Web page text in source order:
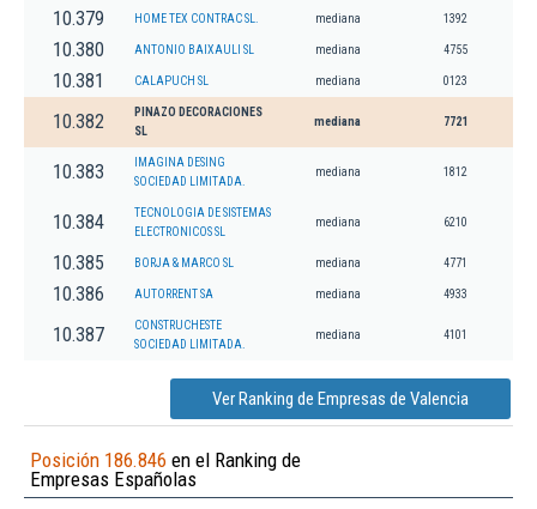
10.379 HOME TEX CONTRAC SL. mediana 1392
10.380 ANTONIO BAIXAULI SL mediana 4755
10.381 CALAPUCH SL mediana 0123
10.382
PINAZO DECORACIONES
SL
mediana 7721
10.383
IMAGINA DESING
SOCIEDAD LIMITADA.
mediana 1812
10.384
TECNOLOGIA DE SISTEMAS
ELECTRONICOS SL
mediana 6210
10.385 BORJA & MARCO SL mediana 4771
10.386 AUTORRENT SA mediana 4933
10.387
CONSTRUCHESTE
SOCIEDAD LIMITADA.
mediana 4101
Ver Ranking de Empresas de Valencia
Posición 186.846 en el Ranking de
Empresas Españolas